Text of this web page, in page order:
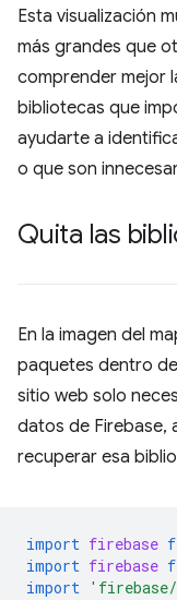
Esta visualización
más grandes que
comprender mejor
bibliotecas que
ayudarte a
o que son
Quita las
En la imagen del
paquetes dentro
sitio web solo
datos de Firebase,
recuperar esa
import firebase
import firebase
import 'firebase/